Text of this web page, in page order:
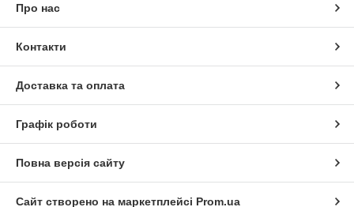
Про нас
Контакти
Доставка та оплата
Графік роботи
Повна версія сайту
Сайт створено на маркетплейсі Prom.ua